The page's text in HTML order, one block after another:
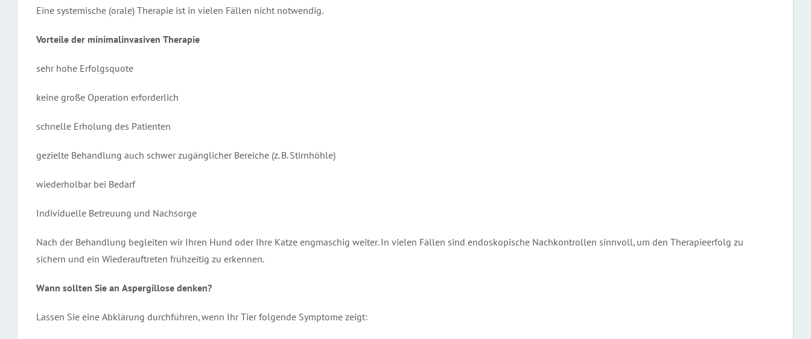
Eine systemische (orale) Therapie ist in vielen Fällen nicht notwendig.
Vorteile der minimalinvasiven Therapie
sehr hohe Erfolgsquote
keine große Operation erforderlich
schnelle Erholung des Patienten
gezielte Behandlung auch schwer zugänglicher Bereiche (z. B. Stirnhöhle)
wiederholbar bei Bedarf
Individuelle Betreuung und Nachsorge
Nach der Behandlung begleiten wir Ihren Hund oder Ihre Katze engmaschig weiter. In vielen Fällen sind endoskopische Nachkontrollen sinnvoll, um den Therapieerfolg zu
sichern und ein Wiederauftreten frühzeitig zu erkennen.
Wann sollten Sie an Aspergillose denken?
Lassen Sie eine Abklärung durchführen, wenn Ihr Tier folgende Symptome zeigt: